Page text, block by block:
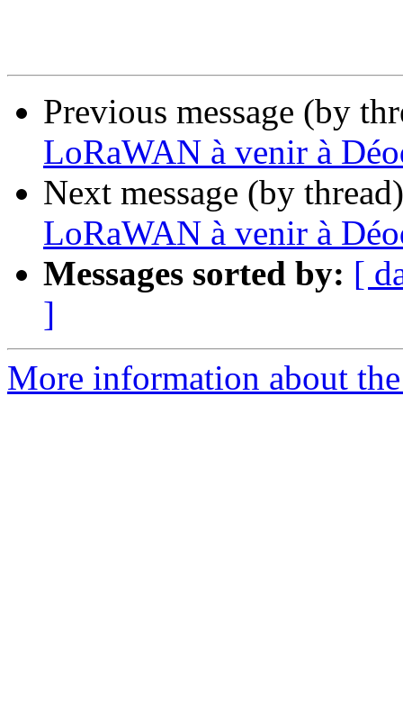
Previous message (by
LoRaWAN à venir à
Next message (by
LoRaWAN à venir à
Messages sorted by: [
]
More information about